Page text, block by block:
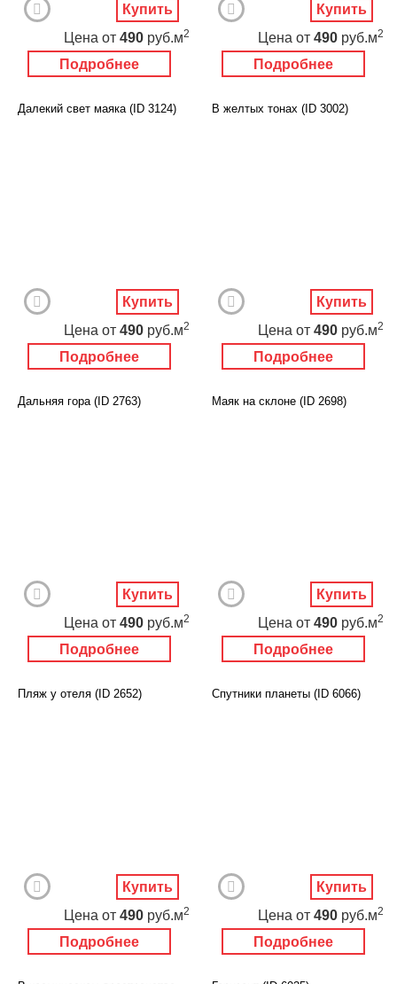
Подробнее
Цена от 490 руб.м2
Купить
Подробнее
Цена от 490 руб.м2
Купить
Далекий свет маяка (ID 3124)
Подробнее
Цена от 490 руб.м2
Купить
В желтых тонах (ID 3002)
Подробнее
Цена от 490 руб.м2
Купить
Дальняя гора (ID 2763)
Подробнее
Цена от 490 руб.м2
Купить
Маяк на склоне (ID 2698)
Подробнее
Цена от 490 руб.м2
Купить
Пляж у отеля (ID 2652)
Подробнее
Цена от 490 руб.м2
Купить
Спутники планеты (ID 6066)
Подробнее
Цена от 490 руб.м2
Купить